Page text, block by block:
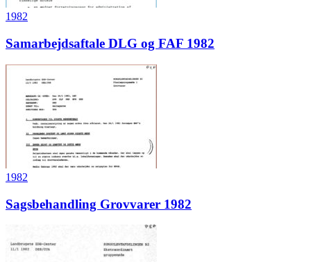
1982
Samarbejdsaftale DLG og FAF 1982
1982
Sagsbehandling Grovvarer 1982